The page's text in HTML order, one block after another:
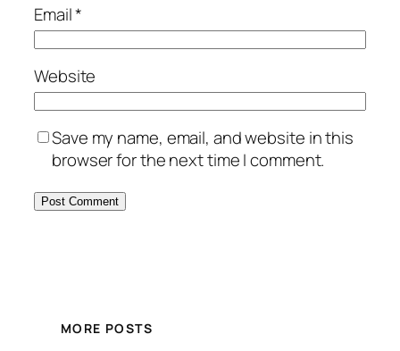
Email*
Website
Save my name, email, and website in this
browser for the next time I comment.
MORE POSTS